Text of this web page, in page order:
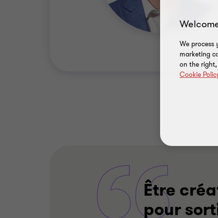
Être
pour
We process
marketing
on the
Cookie